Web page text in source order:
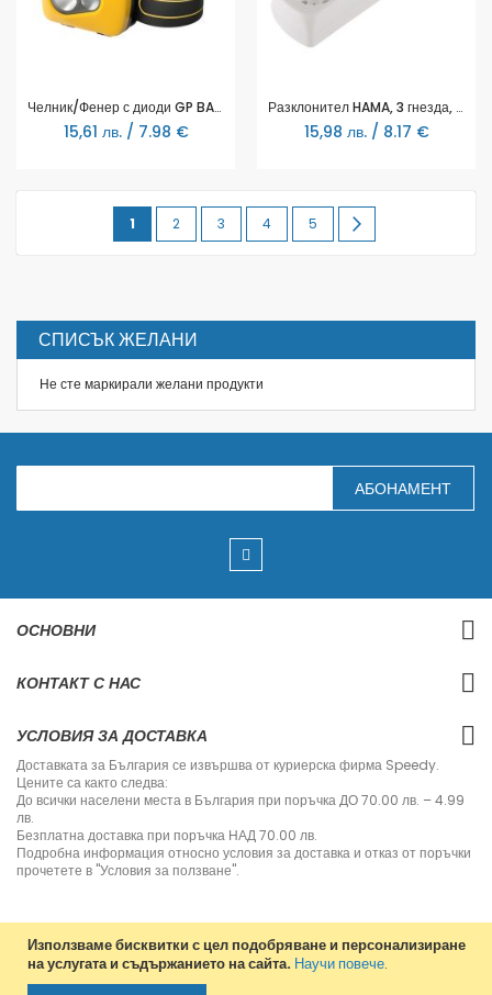
Използваме бисквитки с цел подобряване и персонализиране
на услугата и съдържанието на сайта. Научи повече.
Челник/Фенер с диоди GP BATTERIES CH42 Entry level, 3x ААА, 110 lm
15,61 лв. / 7.98 €
Разклонител HAMA, 3 гнезда, 30569
15,98 лв. / 8.17 €
Page
You're
page
1 Page
2 Page
3 Page
4 Page
5
СПИСЪК ЖЕЛАНИ
Не сте маркирали желани продукти
З
п
е
е
н
и
б
ю
л
е
т
и
н
АБОНАМЕНТ
ОСНОВНИ
КОНТАКТ С НАС
УСЛОВИЯ ЗА ДОСТАВКА
Доставката за България се извършва от куриерска фирма Speedy.
Цените са както следва:
До всички населени места в България при поръчка ДО 70.00 лв. – 4.99
лв.
Безплатна доставка при поръчка НАД 70.00 лв.
Подробна информация относно условия за доставка и отказ от поръчки
прочетете в "Условия за ползване".
Copyright © 2013-2020 Jvm Bulgaria. All rights reserved.